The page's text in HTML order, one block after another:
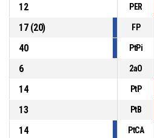
12
PER
17(20) FP
40
PtPi
6
2aO
14
PtP
13
PtB
14
PtCA